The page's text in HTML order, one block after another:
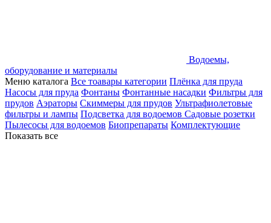
Водоемы,
оборудование и материалы
Меню каталога Все тоавары категории Плёнка для пруда
Насосы для пруда Фонтаны Фонтанные насадки Фильтры для
прудов Аэраторы Скиммеры для прудов Ультрафиолетовые
фильтры и лампы Подсветка для водоемов Садовые розетки
Пылесосы для водоемов Биопрепараты Комплектующие
Показать все